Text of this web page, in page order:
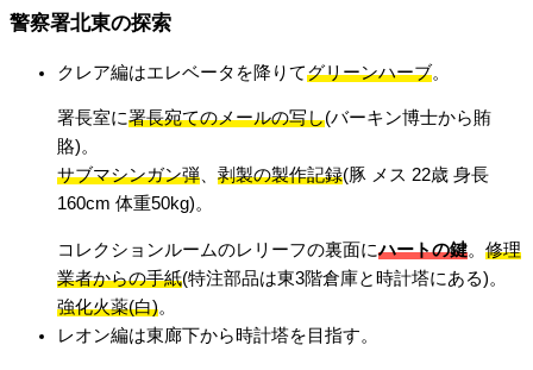
警察署北東の探索
クレア編はエレベータを降りてグリーンハーブ。
署長室に署長宛てのメールの写し(バーキン博士から賄
賂)。
サブマシンガン弾
剥製の製作記録(豚 メス 22歳 身長
160cm 体重50kg)。
コレクションルームのレリーフの裏面にハートの鍵。 修理
業者からの手紙(特注部品は東3階倉庫と時計塔にある)。
強化火薬(白)。
レオン編は東廊下から時計塔を目指す。